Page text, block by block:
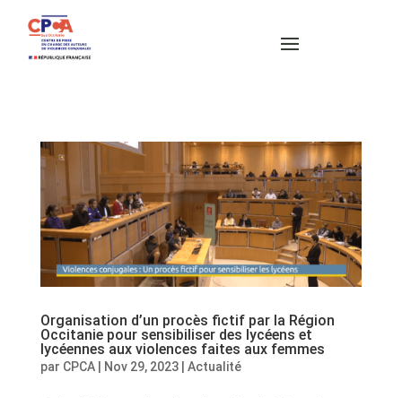
Organisation d’un procès fictif par la Région
Occitanie pour sensibiliser des lycéens et
lycéennes aux violences faites aux femmes
par CPCA| Nov 29, 2023| Actualité